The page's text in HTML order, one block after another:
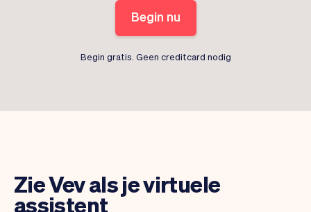
Begin nu
Begin gratis. Geen creditcard nodig
Zie Vev als je virtuele
assistent